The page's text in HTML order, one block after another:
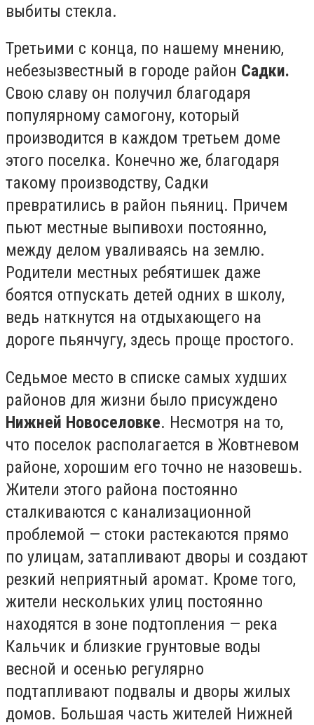
выбиты стекла.
Третьими с конца, по нашему мнению,
небезызвестный в городе район Садки.
Свою славу он получил благодаря
популярному самогону, который
производится в каждом третьем доме
этого поселка. Конечно же, благодаря
такому производству, Садки
превратились в район пьяниц. Причем
пьют местные выпивохи постоянно,
между делом уваливаясь на землю.
Родители местных ребятишек даже
боятся отпускать детей одних в школу,
ведь наткнутся на отдыхающего на
дороге пьянчугу, здесь проще простого.
Седьмое место в списке самых худших
районов для жизни было присуждено
Нижней Новоселовке. Несмотря на то,
что поселок располагается в Жовтневом
районе, хорошим его точно не назовешь.
Жители этого района постоянно
сталкиваются с канализационной
проблемой — стоки растекаются прямо
по улицам, затапливают дворы и создают
резкий неприятный аромат. Кроме того,
жители нескольких улиц постоянно
находятся в зоне подтопления — река
Кальчик и близкие грунтовые воды
весной и осенью регулярно
подтапливают подвалы и дворы жилых
домов. Большая часть жителей Нижней